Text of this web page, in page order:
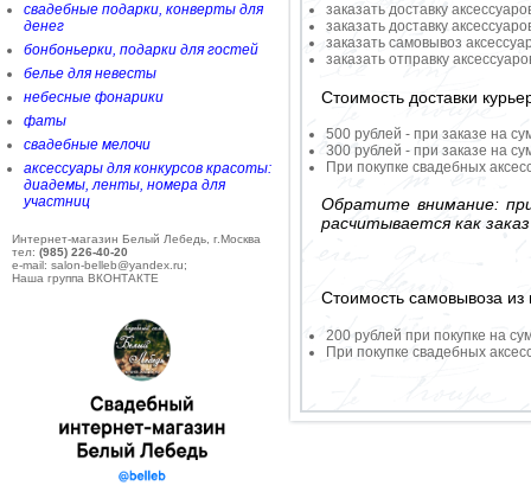
свадебные подарки, конверты для
денег
бонбоньерки, подарки для гостей
белье для невесты
небесные фонарики
фаты
свадебные мелочи
аксессуары для конкурсов красоты:
диадемы, ленты, номера для
участниц
Интернет-магазин Белый Лебедь, г.Москва
тел: (985) 226-40-20
e-mail: salon-belleb@yandex.ru;
Наша группа ВКОНТАКТЕ
заказать доставку
заказать доставку
заказать самовывоз
заказать отправку
Стоимость доставки
500 рублей - при заказе на
300 рублей - при заказе на
При покупке свадебных
Обратите внимание:
расчитывается как
Стоимость самовывоза из
200 рублей при покупке на
При покупке свадебных